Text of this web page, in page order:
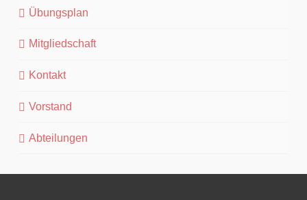
Übungsplan
Mitgliedschaft
Kontakt
Vorstand
Abteilungen